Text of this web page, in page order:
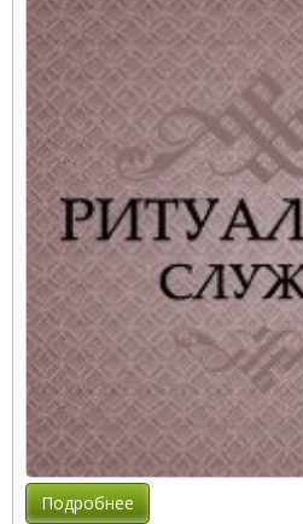
Подробнее